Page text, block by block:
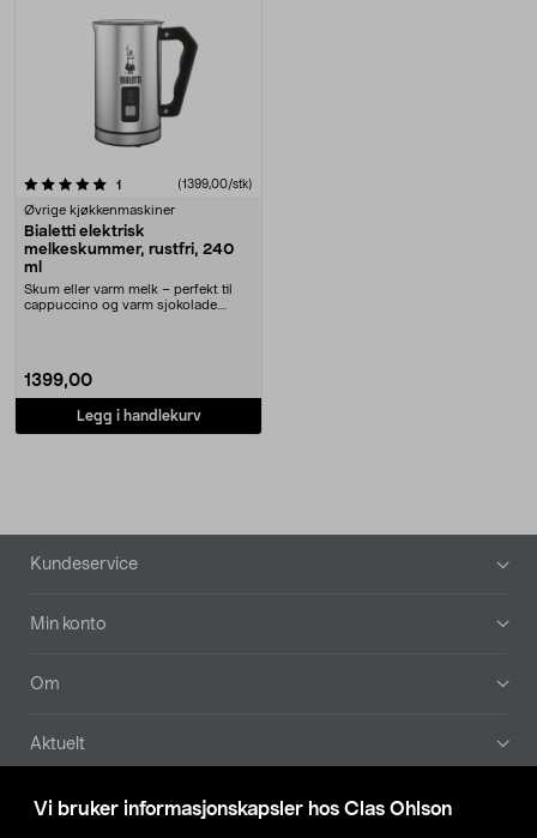
Vi bruker informasjonskapsler hos Clas Ohlson
1 anmeldelser(1399,00/stk)
Øvrige kjøkkenmaskiner
Bialetti elektrisk
melkeskummer, rustfri, 240
ml
Skum eller varm melk – perfekt til
cappuccino og varm sjokolade.
1399,00
Legg i handlekurv
Bunntekst
Kundeservice
Min konto
Om
Aktuelt
Våre selskaper